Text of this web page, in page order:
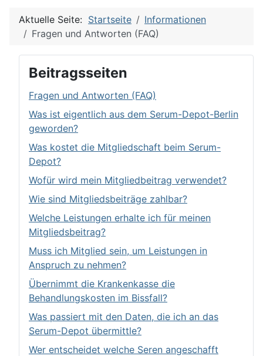
Aktuelle Seite: Startseite
Informationen
Fragen und Antworten (FAQ)
Beitragsseiten
Fragen und Antworten (FAQ)
Was ist eigentlich aus dem Serum-Depot-Berlin
geworden?
Was kostet die Mitgliedschaft beim Serum-
Depot?
Wofür wird mein Mitgliedbeitrag verwendet?
Wie sind Mitgliedsbeiträge zahlbar?
Welche Leistungen erhalte ich für meinen
Mitgliedsbeitrag?
Muss ich Mitglied sein, um Leistungen in
Anspruch zu nehmen?
Übernimmt die Krankenkasse die
Behandlungskosten im Bissfall?
Was passiert mit den Daten, die ich an das
Serum-Depot übermittle?
Wer entscheidet welche Seren angeschafft